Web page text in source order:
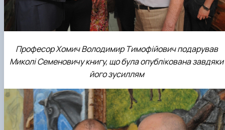
Професор Хомич Володимир Тимофійович подарував
Миколі Семеновичу книгу, що була опублікована завдяки
його зусиллям